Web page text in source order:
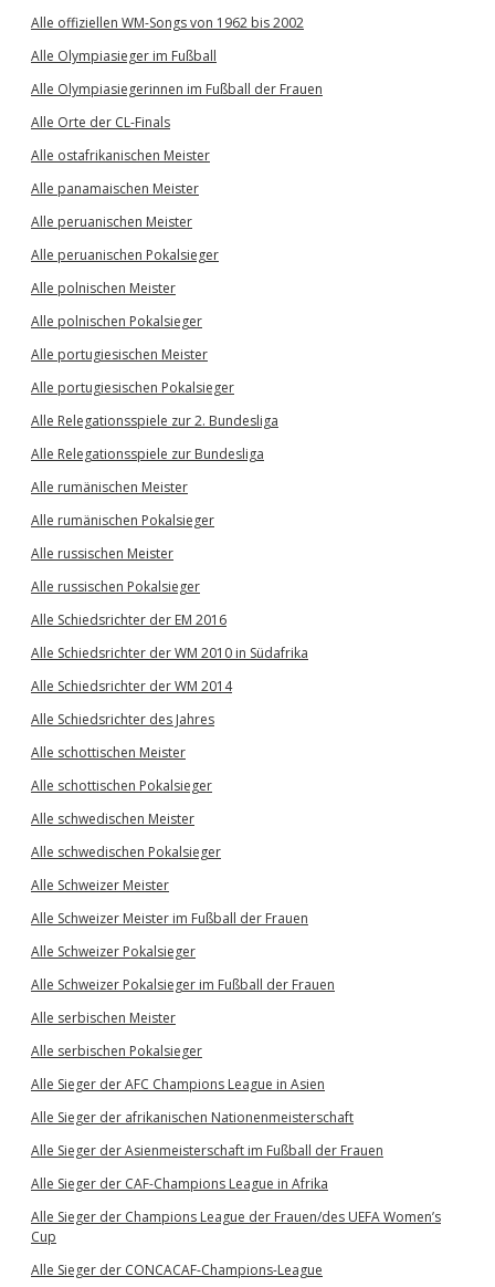
Alle offiziellen WM-Songs von 1962 bis 2002
Alle Olympiasieger im Fußball
Alle Olympiasiegerinnen im Fußball der Frauen
Alle Orte der CL-Finals
Alle ostafrikanischen Meister
Alle panamaischen Meister
Alle peruanischen Meister
Alle peruanischen Pokalsieger
Alle polnischen Meister
Alle polnischen Pokalsieger
Alle portugiesischen Meister
Alle portugiesischen Pokalsieger
Alle Relegationsspiele zur 2. Bundesliga
Alle Relegationsspiele zur Bundesliga
Alle rumänischen Meister
Alle rumänischen Pokalsieger
Alle russischen Meister
Alle russischen Pokalsieger
Alle Schiedsrichter der EM 2016
Alle Schiedsrichter der WM 2010 in Südafrika
Alle Schiedsrichter der WM 2014
Alle Schiedsrichter des Jahres
Alle schottischen Meister
Alle schottischen Pokalsieger
Alle schwedischen Meister
Alle schwedischen Pokalsieger
Alle Schweizer Meister
Alle Schweizer Meister im Fußball der Frauen
Alle Schweizer Pokalsieger
Alle Schweizer Pokalsieger im Fußball der Frauen
Alle serbischen Meister
Alle serbischen Pokalsieger
Alle Sieger der AFC Champions League in Asien
Alle Sieger der afrikanischen Nationenmeisterschaft
Alle Sieger der Asienmeisterschaft im Fußball der Frauen
Alle Sieger der CAF-Champions League in Afrika
Alle Sieger der Champions League der Frauen/des UEFA Women’s
Cup
Alle Sieger der CONCACAF-Champions-League